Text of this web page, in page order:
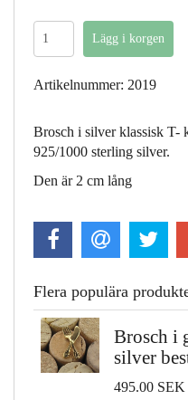
Artikelnummer: 2019
Brosch i silver klassisk T-
925/1000 sterling silver.
Den är 2 cm lång
Flera populära
Brosch i
silver
495.00 SEK